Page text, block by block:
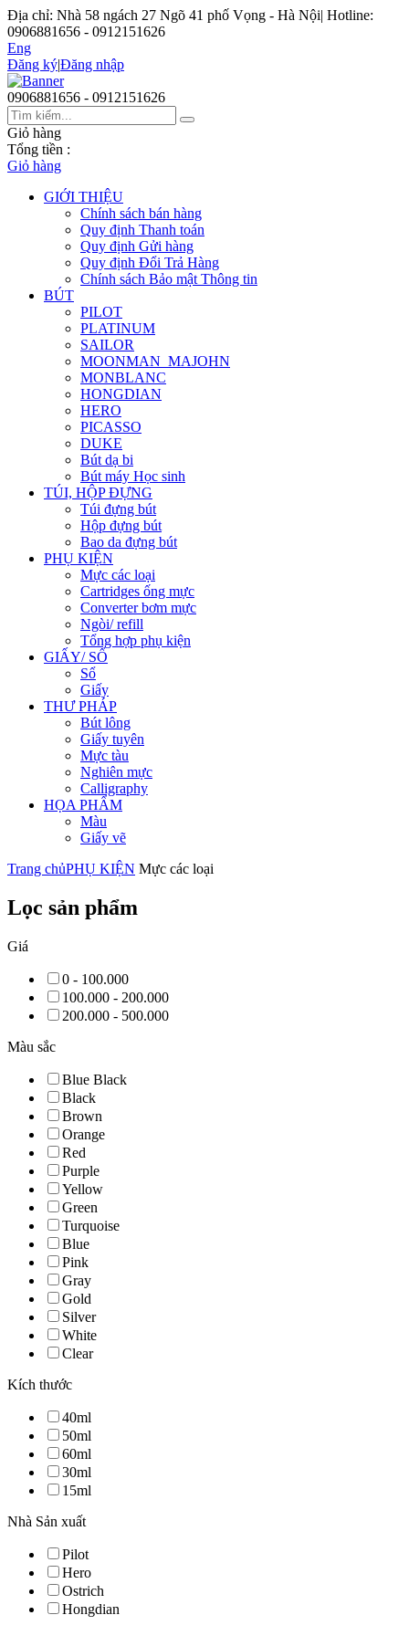
Địa chỉ: Nhà 58 ngách 27 Ngõ 41 phố Vọng - Hà Nội| Hotline:
0906881656 - 0912151626
Eng
Đăng ký|Đăng nhập
0906881656 - 0912151626
Giỏ hàng
Tổng tiền :
Giỏ hàng
GIỚI THIỆU
Chính sách bán hàng
Quy định Thanh toán
Quy định Gửi hàng
Quy định Đổi Trả Hàng
Chính sách Bảo mật Thông tin
BÚT
PILOT
PLATINUM
SAILOR
MOONMAN_MAJOHN
MONBLANC
HONGDIAN
HERO
PICASSO
DUKE
Bút dạ bi
Bút máy Học sinh
TÚI, HỘP ĐỰNG
Túi đựng bút
Hộp đựng bút
Bao da đựng bút
PHỤ KIỆN
Mực các loại
Cartridges ống mực
Converter bơm mực
Ngòi/ refill
Tổng hợp phụ kiện
GIẤY/ SỔ
Sổ
Giấy
THƯ PHÁP
Bút lông
Giấy tuyên
Mực tàu
Nghiên mực
Calligraphy
HỌA PHẨM
Màu
Giấy vẽ
Trang chủPHỤ KIỆN Mực các loại
Lọc sản phẩm
Giá
0 - 100.000
100.000 - 200.000
200.000 - 500.000
Màu sắc
Blue Black
Black
Brown
Orange
Red
Purple
Yellow
Green
Turquoise
Blue
Pink
Gray
Gold
Silver
White
Clear
Kích thước
40ml
50ml
60ml
30ml
15ml
Nhà Sản xuất
Pilot
Hero
Ostrich
Hongdian